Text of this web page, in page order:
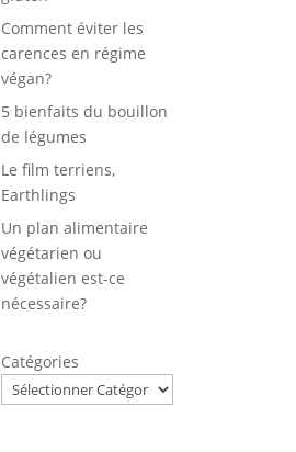
Comment éviter les
carences en régime
végan?
5 bienfaits du bouillon
de légumes
Le film terriens,
Earthlings
Un plan alimentaire
végétarien ou
végétalien est-ce
nécessaire?
Catégories